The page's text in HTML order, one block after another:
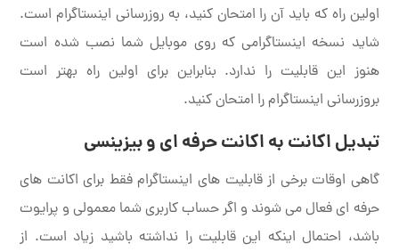
اولین راه که باید آن را امتحان کنید، به روزرسانی اینستاگرام است.
شاید نسخه اینستاگرامی که روی موبایل شما نصب شده است
هنوز این قابلیت را ندارد. بنابراین برای اولین راه بهتر است
بروزرسانی اینستاگرام را امتحان کنید.
تبدیل اکانت به اکانت حرفه ای و بیزینسی
گاهی اوقات برخی از قابلیت های اینستاگرام فقط برای اکانت های
حرفه ای فعال می شوند و اگر حساب کاربری شما معمولی و پرایوت
باشد، احتمال اینکه این قابلیت را نداشته باشید زیاد است. از